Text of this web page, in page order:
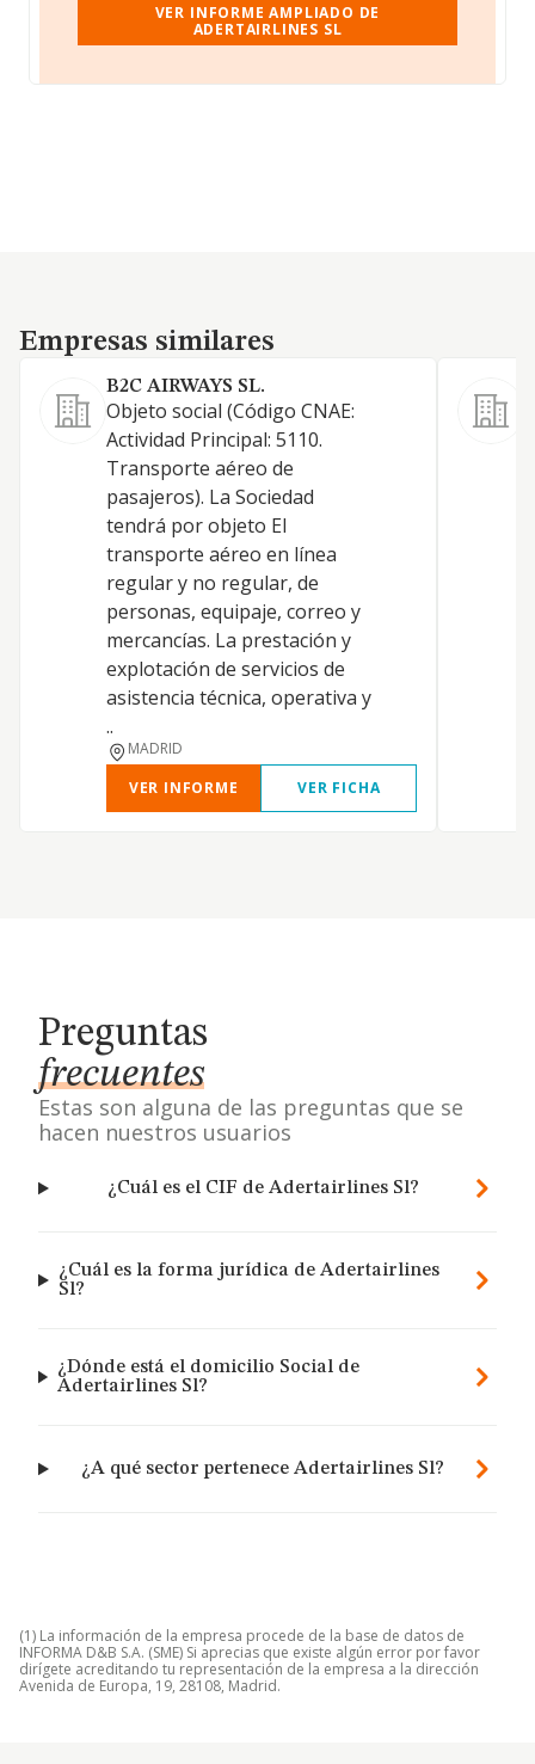
VER INFORME AMPLIADO DE
ADERTAIRLINES SL
Empresas similares
Empresas similares
B2C AIRWAYS SL.
Objeto social (Código CNAE:
Actividad Principal: 5110.
Transporte aéreo de
pasajeros). La Sociedad
tendrá por objeto El
transporte aéreo en línea
regular y no regular, de
personas, equipaje, correo y
mercancías. La prestación y
explotación de servicios de
asistencia técnica, operativa y
..
MADRID
VER INFORME
VER FICHA
Preguntas
frecuentes
Estas son alguna de las preguntas que se
hacen nuestros usuarios
¿Cuál es el CIF de Adertairlines Sl?
¿Cuál es la forma jurídica de Adertairlines
Sl?
¿Dónde está el domicilio Social de
Adertairlines Sl?
¿A qué sector pertenece Adertairlines Sl?
(1) La información de la empresa procede de la base de datos de
INFORMA D&B S.A. (SME) Si aprecias que existe algún error por favor
dirígete acreditando tu representación de la empresa a la dirección
Avenida de Europa, 19, 28108, Madrid.